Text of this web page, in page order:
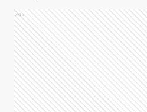
Ads